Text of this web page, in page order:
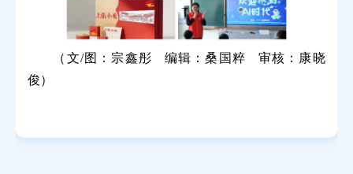
（文/图：宗鑫彤 编辑：桑国粹 审核：康晓
俊）